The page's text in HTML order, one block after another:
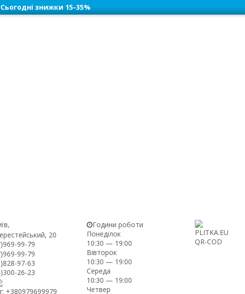
знижки 15-35%
,
20
99-79
99-79
97-63
26-23
+380979699979
Години роботи
Понеділок
10:30 — 19:00
Вівторок
10:30 — 19:00
Середа
10:30 — 19:00
Четвер